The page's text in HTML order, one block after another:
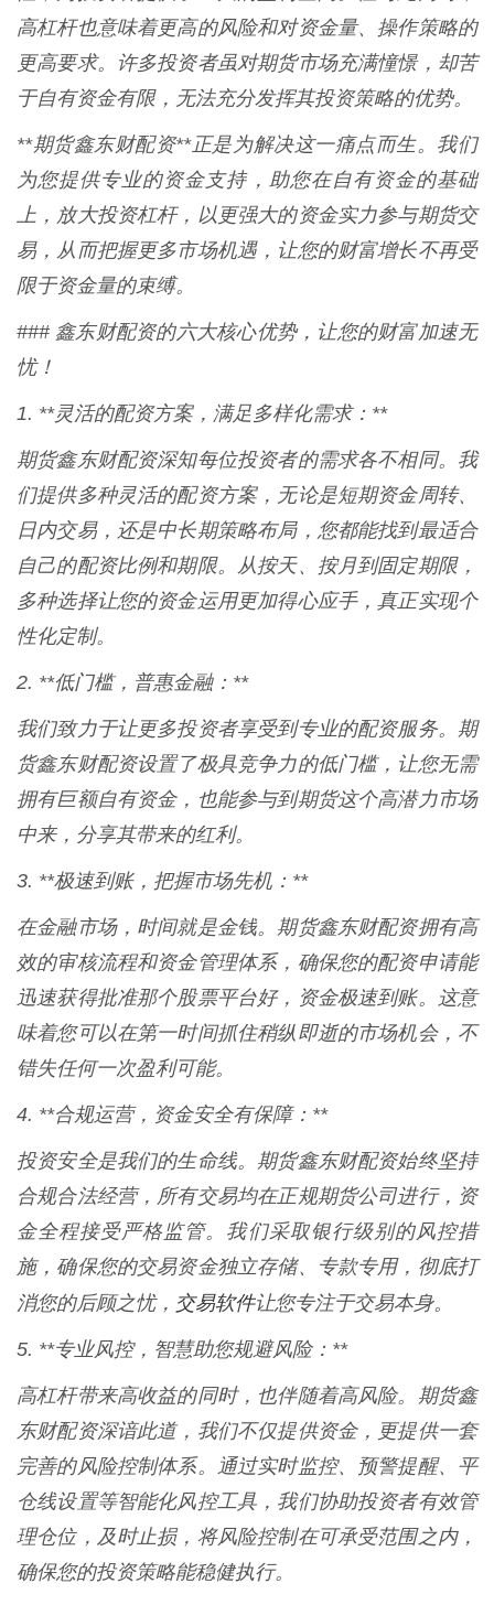
高杠杆也意味着更高的风险和对资金量、操作策略的
更高要求。许多投资者虽对期货市场充满憧憬，却苦
于自有资金有限，无法充分发挥其投资策略的优势。
**期货鑫东财配资**正是为解决这一痛点而生。我们
为您提供专业的资金支持，助您在自有资金的基础
上，放大投资杠杆，以更强大的资金实力参与期货交
易，从而把握更多市场机遇，让您的财富增长不再受
限于资金量的束缚。
### 鑫东财配资的六大核心优势，让您的财富加速无
忧！
1. **灵活的配资方案，满足多样化需求：**
期货鑫东财配资深知每位投资者的需求各不相同。我
们提供多种灵活的配资方案，无论是短期资金周转、
日内交易，还是中长期策略布局，您都能找到最适合
自己的配资比例和期限。从按天、按月到固定期限，
多种选择让您的资金运用更加得心应手，真正实现个
性化定制。
2. **低门槛，普惠金融：**
我们致力于让更多投资者享受到专业的配资服务。期
货鑫东财配资设置了极具竞争力的低门槛，让您无需
拥有巨额自有资金，也能参与到期货这个高潜力市场
中来，分享其带来的红利。
3. **极速到账，把握市场先机：**
在金融市场，时间就是金钱。期货鑫东财配资拥有高
效的审核流程和资金管理体系，确保您的配资申请能
迅速获得批准那个股票平台好，资金极速到账。这意
味着您可以在第一时间抓住稍纵即逝的市场机会，不
错失任何一次盈利可能。
4. **合规运营，资金安全有保障：**
投资安全是我们的生命线。期货鑫东财配资始终坚持
合规合法经营，所有交易均在正规期货公司进行，资
金全程接受严格监管。我们采取银行级别的风控措
施，确保您的交易资金独立存储、专款专用，彻底打
消您的后顾之忧， 交易软件让您专注于交易本身。
5. **专业风控，智慧助您规避风险：**
高杠杆带来高收益的同时，也伴随着高风险。期货鑫
东财配资深谙此道，我们不仅提供资金，更提供一套
完善的风险控制体系。通过实时监控、预警提醒、平
仓线设置等智能化风控工具，我们协助投资者有效管
理仓位，及时止损，将风险控制在可承受范围之内，
确保您的投资策略能稳健执行。